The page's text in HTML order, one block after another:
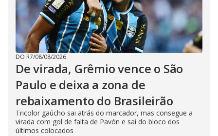
DO R7/08/08/2026
De virada, Grêmio vence o São
Paulo e deixa a zona de
rebaixamento do Brasileirão
Tricolor gaúcho sai atrás do marcador, mas consegue a
virada com gol de falta de Pavón e sai do bloco dos
últimos colocados